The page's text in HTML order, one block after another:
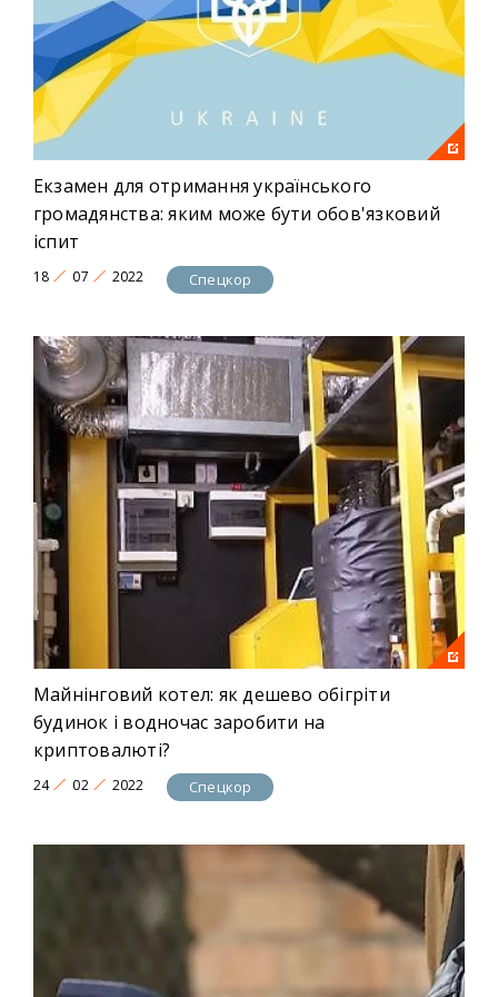
Екзамен для отримання українського
громадянства: яким може бути обов'язковий
іспит
18 07 2022 Спецкор
Майнінговий котел: як дешево обігріти
будинок і водночас заробити на
криптовалюті?
24 02 2022 Спецкор